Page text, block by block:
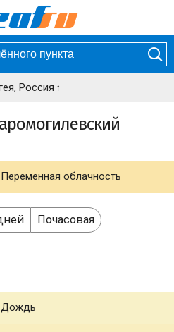
Россия
Переменная облачность
Почасовая
Дождь